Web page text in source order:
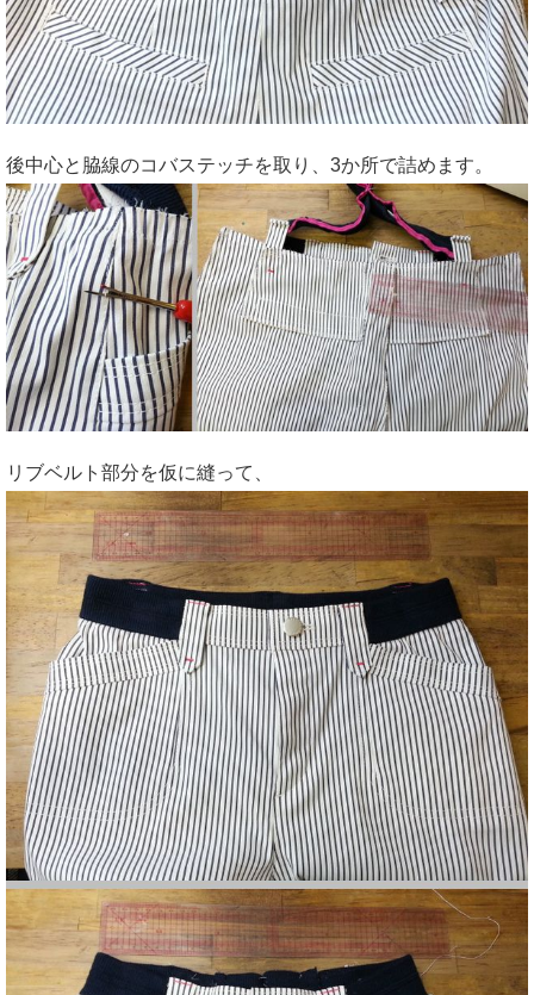
後中心と脇線のコバステッチを取り、3か所で詰めます。
リブベルト部分を仮に縫って、